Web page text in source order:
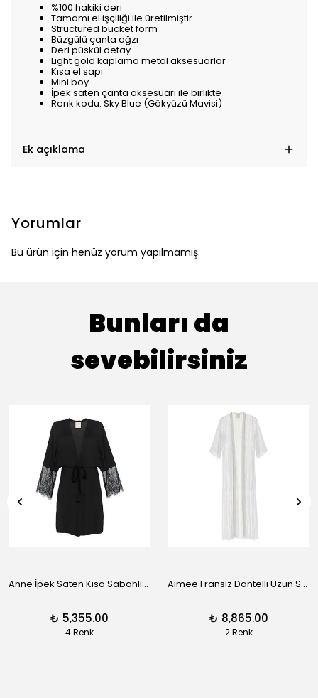
%100 hakiki deri
Tamamı el işçiliği ile üretilmiştir
Structured bucket form
Büzgülü çanta ağzı
Deri püskül detay
Light gold kaplama metal aksesuarlar
Kısa el sapı
Mini boy
İpek saten çanta aksesuarı ile birlikte
Renk kodu: Sky Blue (Gökyüzü Mavisi)
Ek açıklama
Yorumlar
Bu ürün için henüz yorum yapılmamış.
Bunları da
sevebilirsiniz
Anne İpek Saten Kısa Sabahlık - Siyah
₺ 5,355.00
4 Renk
Aimee Fransız Dantelli Uzun Sabahlık - Siyah
₺ 8,865.00
2 Renk